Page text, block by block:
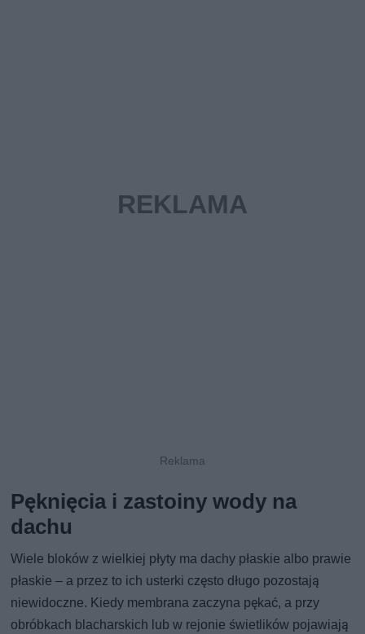
Pęknięcia i zastoiny wody na
dachu
Wiele bloków z wielkiej płyty ma dachy płaskie albo prawie
płaskie – a przez to ich usterki często długo pozostają
niewidoczne. Kiedy membrana zaczyna pękać, a przy
obróbkach blacharskich lub w rejonie świetlików pojawiają